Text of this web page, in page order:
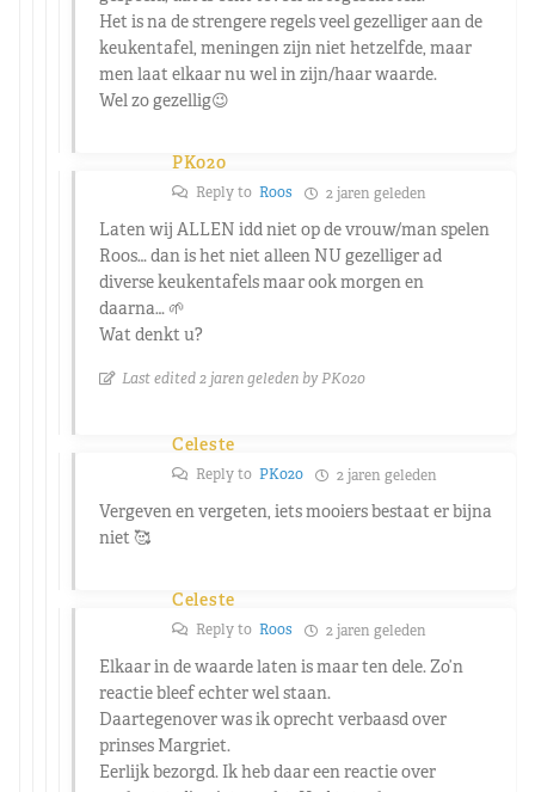
Het is na de strengere regels veel gezelliger aan de
keukentafel, meningen zijn niet hetzelfde, maar
men laat elkaar nu wel in zijn/haar waarde.
Wel zo gezellig😉
PK020
Reply to Roos 2 jaren geleden
Laten wij ALLEN idd niet op de vrouw/man spelen
Roos… dan is het niet alleen NU gezelliger ad
diverse keukentafels maar ook morgen en
daarna… 🌱
Wat denkt u?
Last edited 2 jaren geleden by PK020
Celeste
Reply to PK020 2 jaren geleden
Vergeven en vergeten, iets mooiers bestaat er bijna
niet 🥰
Celeste
Reply to Roos 2 jaren geleden
Elkaar in de waarde laten is maar ten dele. Zo’n
reactie bleef echter wel staan.
Daartegenover was ik oprecht verbaasd over
prinses Margriet.
Eerlijk bezorgd. Ik heb daar een reactie over